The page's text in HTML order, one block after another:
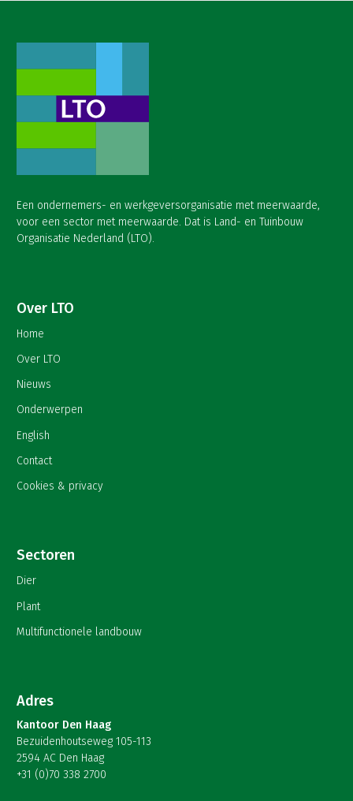
Een ondernemers- en werkgeversorganisatie met meerwaarde,
voor een sector met meerwaarde. Dat is Land- en Tuinbouw
Organisatie Nederland (LTO).
Over LTO
Home
Over LTO
Nieuws
Onderwerpen
English
Contact
Cookies & privacy
Sectoren
Dier
Plant
Multifunctionele landbouw
Adres
Kantoor Den Haag
Bezuidenhoutseweg 105-113
2594 AC Den Haag
+31 (0)70 338 2700